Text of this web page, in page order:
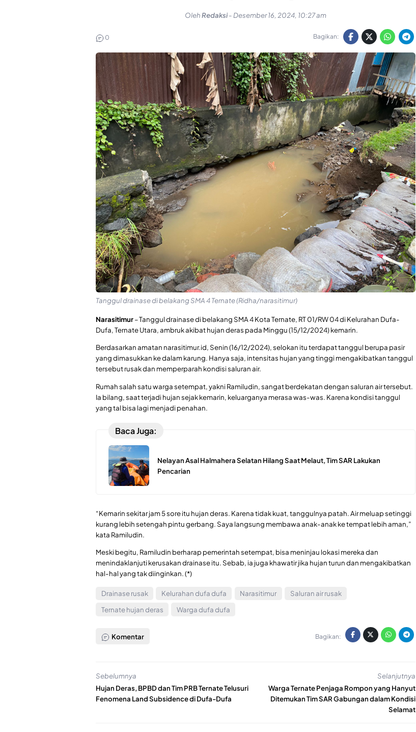
OlehRedaksi- Desember 16, 2024, 10:27 am
0 Bagikan:
Tanggul drainase di belakang SMA 4 Ternate (Ridha/narasitimur)
Narasitimur– Tanggul drainase di belakang SMA 4 Kota Ternate, RT 01/RW 04 di Kelurahan Dufa-
Dufa, Ternate Utara, ambruk akibat hujan deras pada Minggu (15/12/2024) kemarin.
Berdasarkan amatan narasitimur.id, Senin (16/12/2024), selokan itu terdapat tanggul berupa pasir
yang dimasukkan ke dalam karung. Hanya saja, intensitas hujan yang tinggi mengakibatkan tanggul
tersebut rusak dan memperparah kondisi saluran air.
Rumah salah satu warga setempat, yakni Ramiludin, sangat berdekatan dengan saluran air tersebut.
Ia bilang, saat terjadi hujan sejak kemarin, keluarganya merasa was-was. Karena kondisi tanggul
yang tal bisa lagi menjadi penahan.
Baca Juga:
Nelayan Asal Halmahera Selatan Hilang Saat Melaut, Tim SAR Lakukan
Pencarian
“Kemarin sekitar jam 5 sore itu hujan deras. Karena tidak kuat, tanggulnya patah. Air meluap setinggi
kurang lebih setengah pintu gerbang. Saya langsung membawa anak-anak ke tempat lebih aman,”
kata Ramiludin.
Meski begitu, Ramiludin berharap pemerintah setempat, bisa meninjau lokasi mereka dan
menindaklanjuti kerusakan drainase itu. Sebab, ia juga khawatir jika hujan turun dan mengakibatkan
hal-hal yang tak diinginkan. (*)
Drainase rusak Kelurahan dufa dufa Narasitimur
Saluran air rusak
Ternate hujan deras
Warga dufa dufa
Komentar Bagikan:
Sebelumnya
Hujan Deras, BPBD dan Tim PRB Ternate Telusuri
Fenomena Land Subsidence di Dufa-Dufa
Selanjutnya
Warga Ternate Penjaga Rompon yang Hanyut
Ditemukan Tim SAR Gabungan dalam Kondisi
Selamat